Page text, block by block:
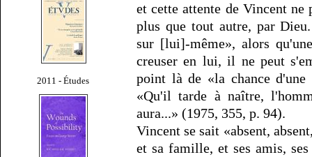
2011 - Études
et cette attente de Vincent
plus que tout autre, par
sur [lui]-même», alors
creuser en lui, il ne peut
point là de «la chance
«Qu'il tarde à naître,
aura...» (1975, 355, p. 94).
Vincent se sait «absent,
et sa famille, et ses amis,